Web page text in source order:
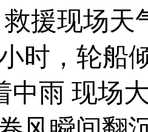
援现场天
，轮船
中雨 现场